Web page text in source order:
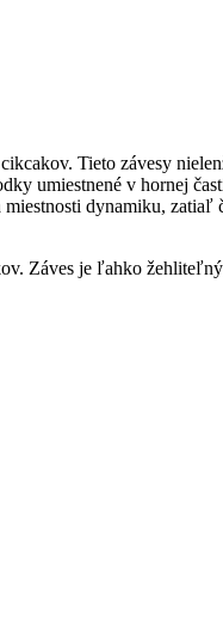
Tieto závesy
umiestnené v hornej
dynamiku, zatiaľ
Záves je ľahko